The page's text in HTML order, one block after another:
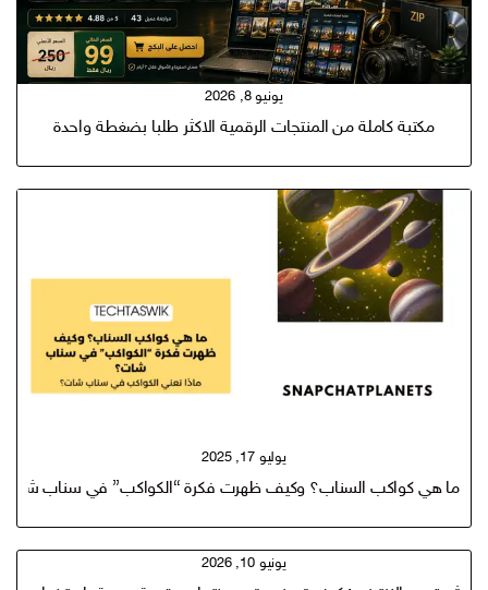
يونيو 8, 2026
مكتبة كاملة من المنتجات الرقمية الاكثر طلبا بضغطة واحدة
يوليو 17, 2025
ما هي كواكب السناب؟ وكيف ظهرت فكرة “الكواكب” في سناب
يونيو 10, 2026